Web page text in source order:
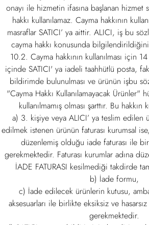
onayı ile hizmetin ifasına başlanan hizmet
hakkı kullanılamaz. Cayma hakkının
masraflar SATICI’ ya aittir. ALICI, iş bu
cayma hakkı konusunda
10.2. Cayma hakkının kullanılması için
içinde SATICI' ya iadeli taahhütlü posta,
bildirimde bulunulması ve ürünün işbu
"Cayma Hakkı Kullanılamayacak Ürünler"
kullanılmamış olması şarttır. Bu hakkın
a) 3. kişiye veya ALICI’ ya teslim edilen
edilmek istenen ürünün faturası kurumsal
düzenlemiş olduğu iade faturası ile
gerekmektedir. Faturası kurumlar adına
İADE FATURASI kesilmediği takdirde
b) İade formu,
c) İade edilecek ürünlerin kutusu,
aksesuarları ile birlikte eksiksiz ve
gerekmektedir.